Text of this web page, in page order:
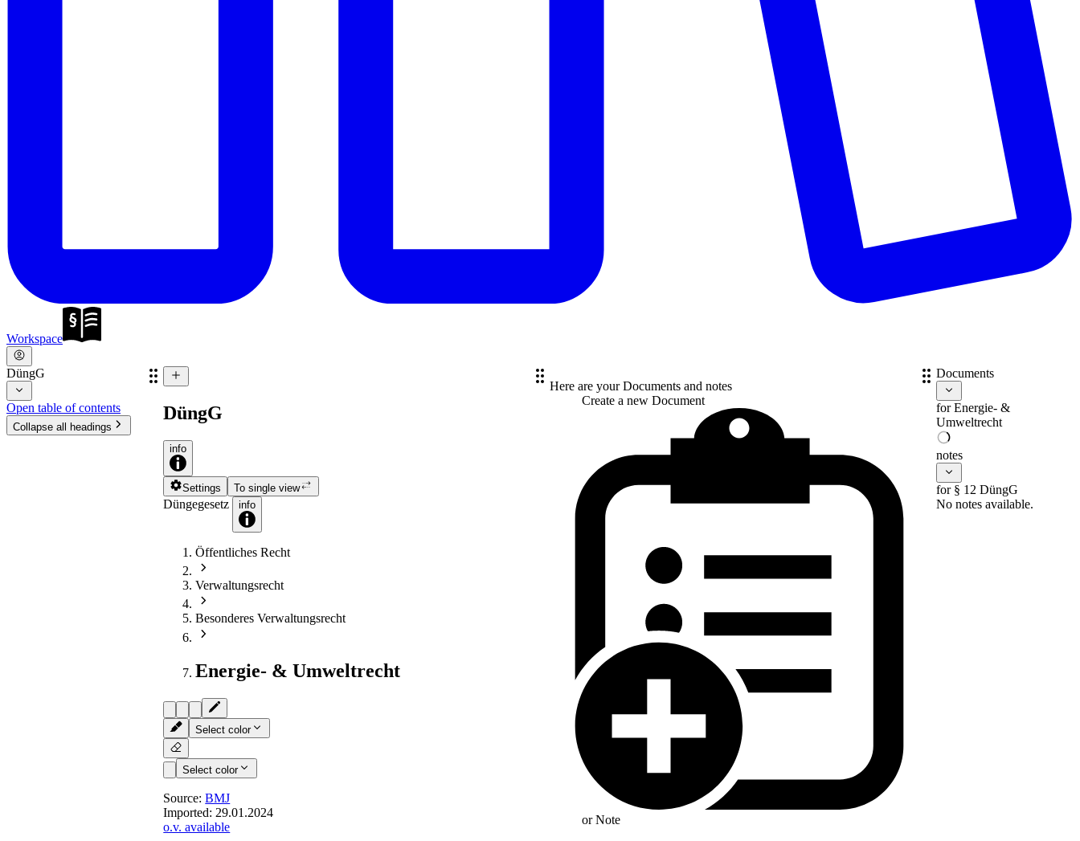
Workspace
DüngG
Open table of contents
Collapse all headings
DüngG
info
Settings To single view
Düngegesetz info
Öffentliches Recht
Verwaltungsrecht
Besonderes Verwaltungsrecht
Energie- & Umweltrecht
Select color
Select color
§ 12- Überwachung, Datenübermittlung
Source:BMJ
Imported: 29.01.2024
o.v. available
Here are your Documents and notes
Create a new Document
orNote
Documents
forEnergie- &
Umweltrecht
notes
for § 12 DüngG
No notes available.